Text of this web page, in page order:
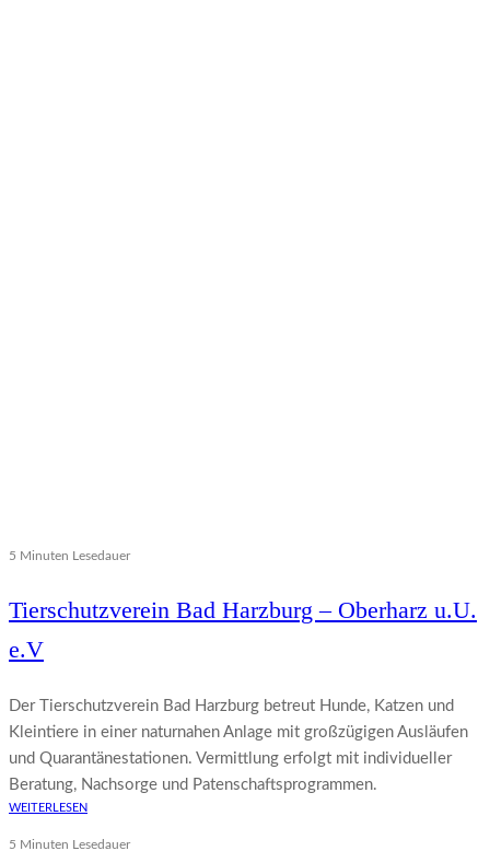
5 Minuten Lesedauer
Tierschutzverein Bad Harzburg – Oberharz u.U.
e.V
Der Tierschutzverein Bad Harzburg betreut Hunde, Katzen und
Kleintiere in einer naturnahen Anlage mit großzügigen Ausläufen
und Quarantänestationen. Vermittlung erfolgt mit individueller
Beratung, Nachsorge und Patenschaftsprogrammen.
WEITERLESEN
5 Minuten Lesedauer